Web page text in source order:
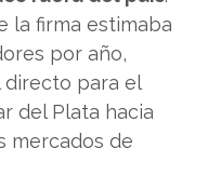
la firma estimaba
por año,
directo para el
del Plata hacia
mercados de